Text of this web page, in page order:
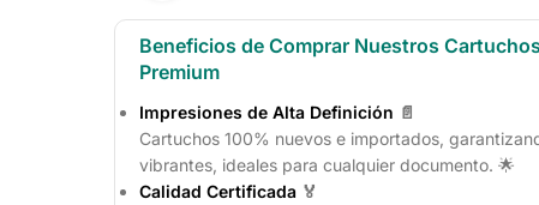
Beneficios de Comprar Nuestros
Premium
Impresiones de Alta Definición 📄
Cartuchos 100% nuevos e importados,
vibrantes, ideales para cualquier documento. 🌟
Calidad Certificada 🏅